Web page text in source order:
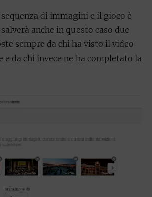
di immagini e il gioco è
anche in questo caso due
sempre da chi ha visto il video
e da chi invece ne ha completato la